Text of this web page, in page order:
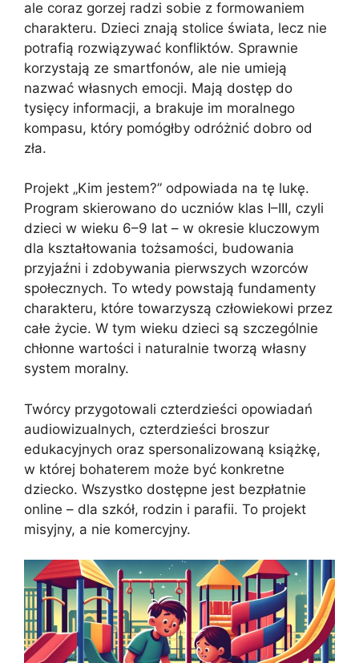
ale coraz gorzej radzi sobie z formowaniem
charakteru. Dzieci znają stolice świata, lecz nie
potrafią rozwiązywać konfliktów. Sprawnie
korzystają ze smartfonów, ale nie umieją
nazwać własnych emocji. Mają dostęp do
tysięcy informacji, a brakuje im moralnego
kompasu, który pomógłby odróżnić dobro od
zła.
Projekt „Kim jestem?” odpowiada na tę lukę.
Program skierowano do uczniów klas I–III, czyli
dzieci w wieku 6–9 lat – w okresie kluczowym
dla kształtowania tożsamości, budowania
przyjaźni i zdobywania pierwszych wzorców
społecznych. To wtedy powstają fundamenty
charakteru, które towarzyszą człowiekowi przez
całe życie. W tym wieku dzieci są szczególnie
chłonne wartości i naturalnie tworzą własny
system moralny.
Twórcy przygotowali czterdzieści opowiadań
audiowizualnych, czterdzieści broszur
edukacyjnych oraz spersonalizowaną książkę,
w której bohaterem może być konkretne
dziecko. Wszystko dostępne jest bezpłatnie
online – dla szkół, rodzin i parafii. To projekt
misyjny, a nie komercyjny.